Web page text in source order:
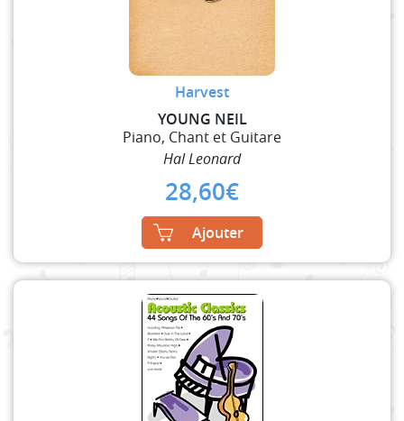
Harvest
YOUNG NEIL
Piano, Chant et Guitare
Hal Leonard
28,60€
Ajouter